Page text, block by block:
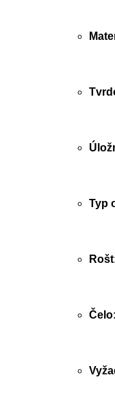
Typ
Čelo: